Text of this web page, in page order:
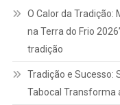
O Calor da Tradição:
na Terra do Frio
tradição
Tradição e Sucesso:
Tabocal Transforma